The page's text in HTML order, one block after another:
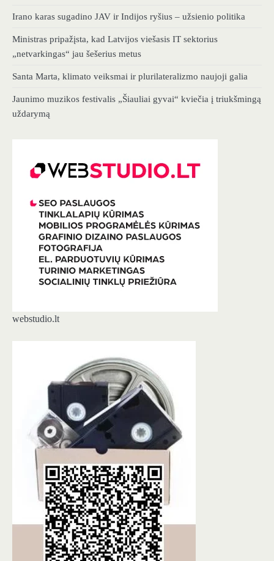
Irano karas sugadino JAV ir Indijos ryšius – užsienio politika
Ministras pripažįsta, kad Latvijos viešasis IT sektorius
„netvarkingas“ jau šešerius metus
Santa Marta, klimato veiksmai ir plurilateralizmo naujoji galia
Jaunimo muzikos festivalis „Šiauliai gyvai“ kviečia į triukšmingą
uždarymą
webstudio.lt